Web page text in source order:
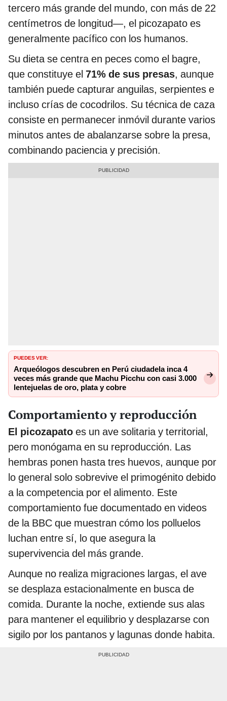
tercero más grande del mundo, con más de 22
centímetros de longitud—, el picozapato es
generalmente pacífico con los humanos.
Su dieta se centra en peces como el bagre,
que constituye el 71% de sus presas, aunque
también puede capturar anguilas, serpientes e
incluso crías de cocodrilos. Su técnica de caza
consiste en permanecer inmóvil durante varios
minutos antes de abalanzarse sobre la presa,
combinando paciencia y precisión.
PUEDES VER:
Arqueólogos descubren en Perú ciudadela inca 4
veces más grande que Machu Picchu con casi 3.000
lentejuelas de oro, plata y cobre
Comportamiento y reproducción
El picozapato es un ave solitaria y territorial,
pero monógama en su reproducción. Las
hembras ponen hasta tres huevos, aunque por
lo general solo sobrevive el primogénito debido
a la competencia por el alimento. Este
comportamiento fue documentado en videos
de la BBC que muestran cómo los polluelos
luchan entre sí, lo que asegura la
supervivencia del más grande.
Aunque no realiza migraciones largas, el ave
se desplaza estacionalmente en busca de
comida. Durante la noche, extiende sus alas
para mantener el equilibrio y desplazarse con
sigilo por los pantanos y lagunas donde habita.